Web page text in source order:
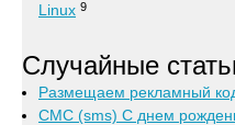
Linux 9
Случайные
Размещаем рекламный
СМС (sms) С днем